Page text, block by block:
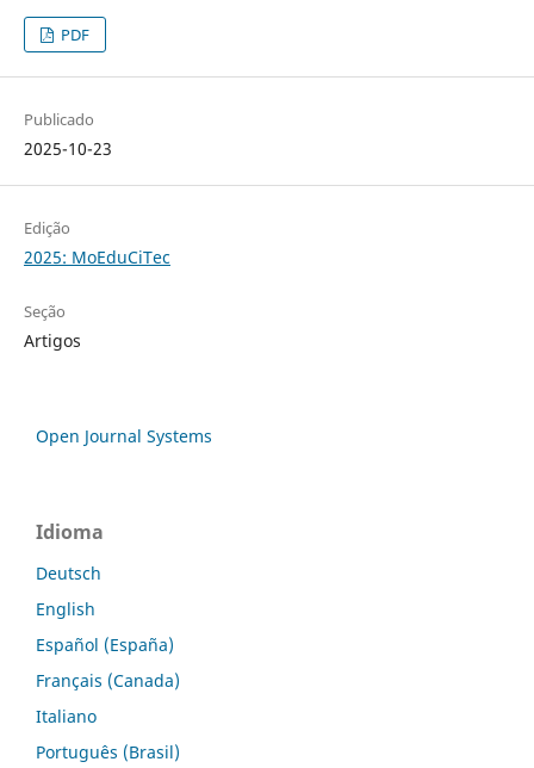
PDF
Publicado
2025-10-23
Edição
2025: MoEduCiTec
Seção
Artigos
Open Journal Systems
Idioma
Deutsch
English
Español (España)
Français (Canada)
Italiano
Português (Brasil)